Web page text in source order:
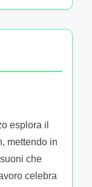
esplora il
mettendo in
che
celebra